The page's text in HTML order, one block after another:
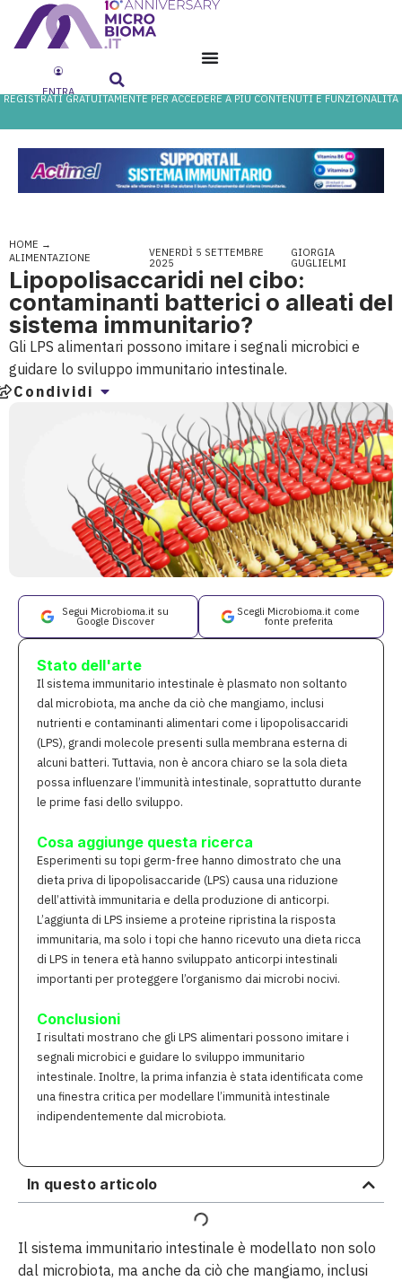
ENTRA
REGISTRATI GRATUITAMENTE PER ACCEDERE A PIÙ CONTENUTI E FUNZIONALITÀ
HOME →
ALIMENTAZIONE
VENERDÌ 5 SETTEMBRE
2025
GIORGIA
GUGLIELMI
Lipopolisaccaridi nel cibo:
contaminanti batterici o alleati del
sistema immunitario?
Gli LPS alimentari possono imitare i segnali microbici e
guidare lo sviluppo immunitario intestinale.
Condividi
Segui Microbioma.it su
Google Discover
Scegli Microbioma.it come
fonte preferita
Stato dell'arte
Il sistema immunitario intestinale è plasmato non soltanto
dal microbiota, ma anche da ciò che mangiamo, inclusi
nutrienti e contaminanti alimentari come i lipopolisaccaridi
(LPS), grandi molecole presenti sulla membrana esterna di
alcuni batteri. Tuttavia, non è ancora chiaro se la sola dieta
possa influenzare l’immunità intestinale, soprattutto durante
le prime fasi dello sviluppo.
Cosa aggiunge questa ricerca
Esperimenti su topi germ-free hanno dimostrato che una
dieta priva di lipopolisaccaride (LPS) causa una riduzione
dell’attività immunitaria e della produzione di anticorpi.
L’aggiunta di LPS insieme a proteine ​​ripristina la risposta
immunitaria, ma solo i topi che hanno ricevuto una dieta ricca
di LPS in tenera età hanno sviluppato anticorpi intestinali
importanti per proteggere l’organismo dai microbi nocivi.
Conclusioni
I risultati mostrano che gli LPS alimentari possono imitare i
segnali microbici e guidare lo sviluppo immunitario
intestinale. Inoltre, la prima infanzia è stata identificata come
una finestra critica per modellare l’immunità intestinale
indipendentemente dal microbiota.
In questo articolo
Il sistema immunitario intestinale è modellato non solo
dal microbiota, ma anche da ciò che mangiamo, inclusi